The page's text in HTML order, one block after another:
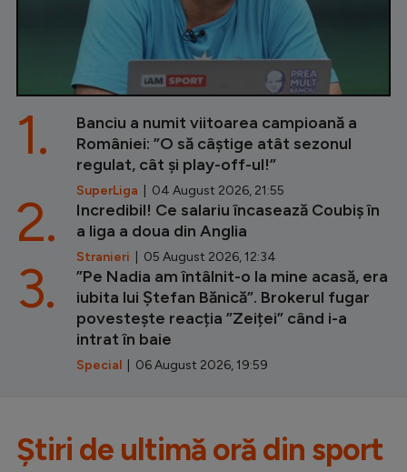
Banciu a numit viitoarea campioană a
României: ”O să câștige atât sezonul
regulat, cât și play-off-ul!”
SuperLiga | 04 August 2026, 21:55
1.
Incredibil! Ce salariu încasează Coubiș în
a liga a doua din Anglia
Stranieri | 05 August 2026, 12:34
2.
”Pe Nadia am întâlnit-o la mine acasă, era
iubita lui Ștefan Bănică”. Brokerul fugar
povestește reacția ”Zeiței” când i-a
intrat în baie
Special | 06 August 2026, 19:59
3.
Știri de ultimă oră din sport